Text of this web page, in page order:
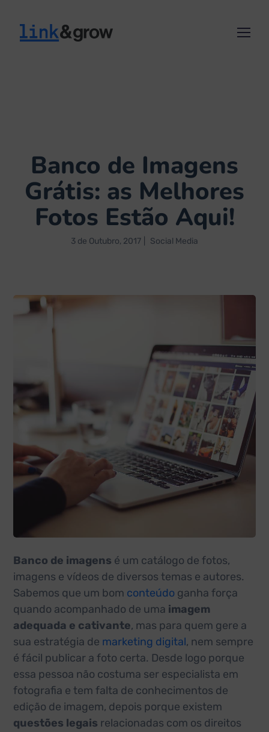
Banco de Imagens
Grátis: as Melhores
Fotos Estão Aqui!
3 de Outubro, 2017 Social Media
Banco de imagens é um catálogo de fotos,
imagens e vídeos de diversos temas e autores.
Sabemos que um bom conteúdo ganha força
quando acompanhado de uma imagem
adequada e cativante, mas para quem gere a
sua estratégia de marketing digital, nem sempre
é fácil publicar a foto certa. Desde logo porque
essa pessoa não costuma ser especialista em
fotografia e tem falta de conhecimentos de
edição de imagem, depois porque existem
questões legais relacionadas com os direitos